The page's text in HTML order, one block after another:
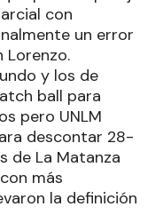
con
un error
y los de
ball para
pero UNLM
descontar 28-
de La Matanza
más
la definición